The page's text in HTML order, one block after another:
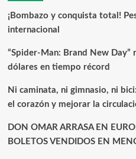
¡Bombazo y conquista total!
internacional
“Spider-Man: Brand New Day”
dólares en tiempo récord
Ni caminata, ni gimnasio, ni
el corazón y mejorar la
DON OMAR ARRASA EN
BOLETOS VENDIDOS EN